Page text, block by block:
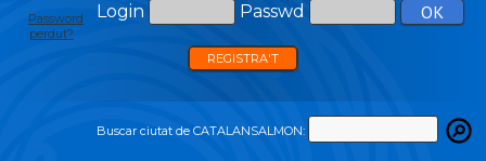
Login Passwd
Password
perdut?
REGISTRA'T
Buscar ciutat de CATALANSALMON: